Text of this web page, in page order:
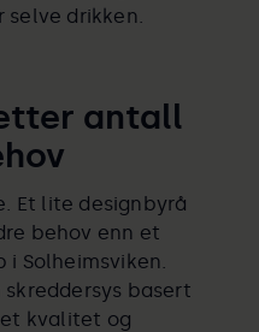
drikken.
antall
Et lite designbyrå
behov enn et
Solheimsviken.
basert
kvalitet og